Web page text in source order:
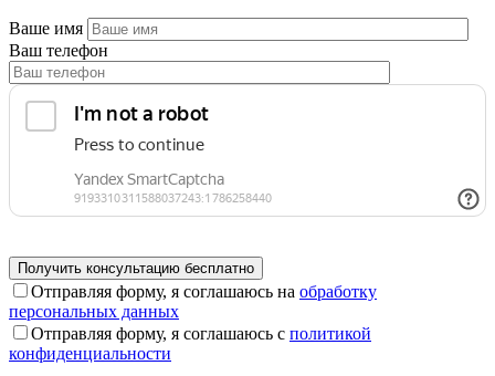
Ваше имя
Ваш телефон
Отправляя форму, я соглашаюсь на обработку
персональных данных
Отправляя форму, я соглашаюсь с политикой
конфиденциальности